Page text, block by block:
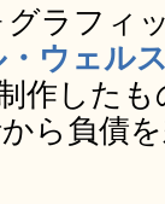
ラフィ
ウェル
作した
ら負債